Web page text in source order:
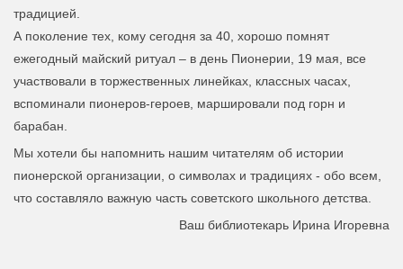
традицией.
А поколение тех, кому сегодня за 40, хорошо помнят
ежегодный майский ритуал – в день Пионерии, 19 мая, все
участвовали в торжественных линейках, классных часах,
вспоминали пионеров-героев, маршировали под горн и
барабан.
Мы хотели бы напомнить нашим читателям об истории
пионерской организации, о символах и традициях - обо всем,
что составляло важную часть советского школьного детства.
Ваш библиотекарь Ирина Игоревна